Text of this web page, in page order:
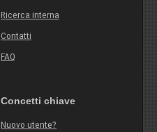
Ricerca interna
Contatti
FAQ
Concetti chiave
Nuovo utente?